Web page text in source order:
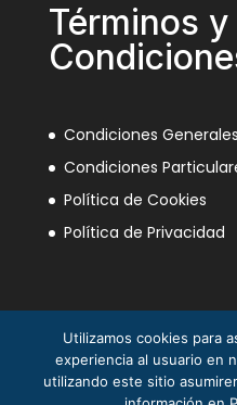
Términos y
Condiciones
Condiciones
Política de Cookies
Política de Privacidad
Utilizamos cookies para
experiencia al usuario en
utilizando este sitio